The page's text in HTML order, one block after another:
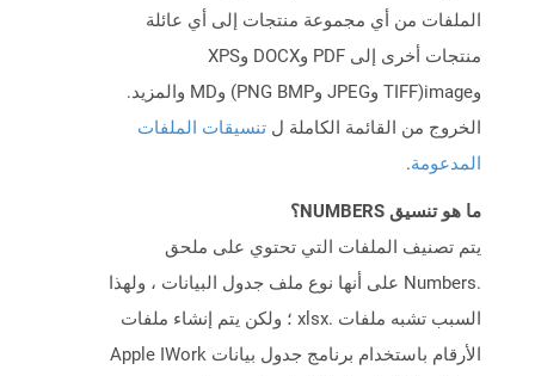
الملفات من أي مجموعة منتجات إلى أي عائلة
منتجات أخرى إلى PDF وDOCX وXPS
وimage(TIFF وJPEG وPNG BMP) وMD والمزيد.
الخروج من القائمة الكاملة ل تنسيقات الملفات
المدعومة.
ما هو تنسيق NUMBERS؟
يتم تصنيف الملفات التي تحتوي على ملحق
.Numbers على أنها نوع ملف جدول البيانات ، ولهذا
السبب تشبه ملفات .xlsx ؛ ولكن يتم إنشاء ملفات
الأرقام باستخدام برنامج جدول بيانات Apple IWork